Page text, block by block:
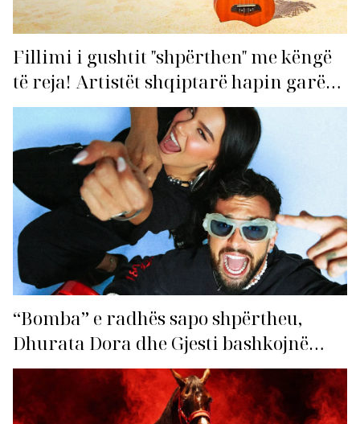
Fillimi i gushtit "shpërthen" me këngë
të reja! Artistët shqiptarë hapin garën
për hitin e verës!
“Bomba” e radhës sapo shpërtheu,
Dhurata Dora dhe Gjesti bashkojnë
fuqitë me “Gasolina”!